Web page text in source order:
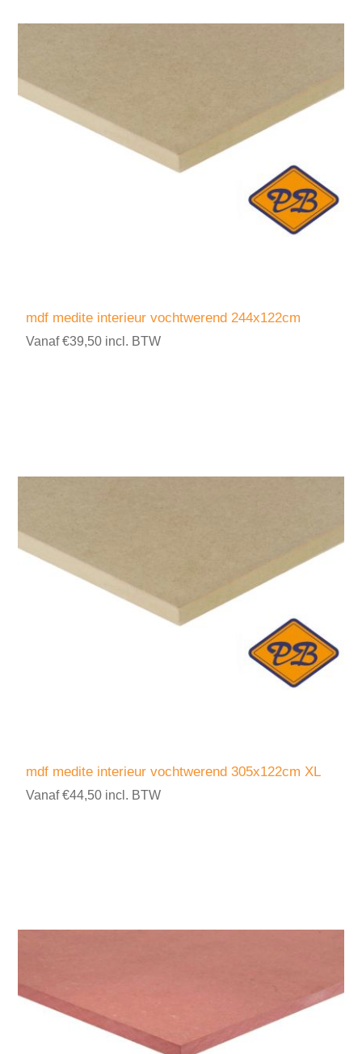
mdf medite interieur vochtwerend 244x122cm
Vanaf €39,50 incl. BTW
mdf medite interieur vochtwerend 305x122cm XL
Vanaf €44,50 incl. BTW